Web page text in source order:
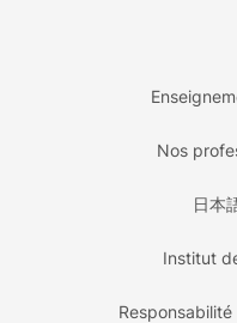
Nos
日本
Institut